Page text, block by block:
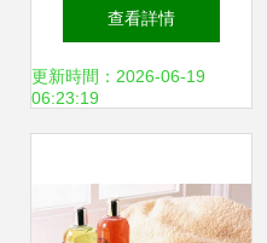
品 加盟店前景與產
(chǎn)品圖片鑒賞
查看詳情
更新時間：2026-06-19
06:23:19